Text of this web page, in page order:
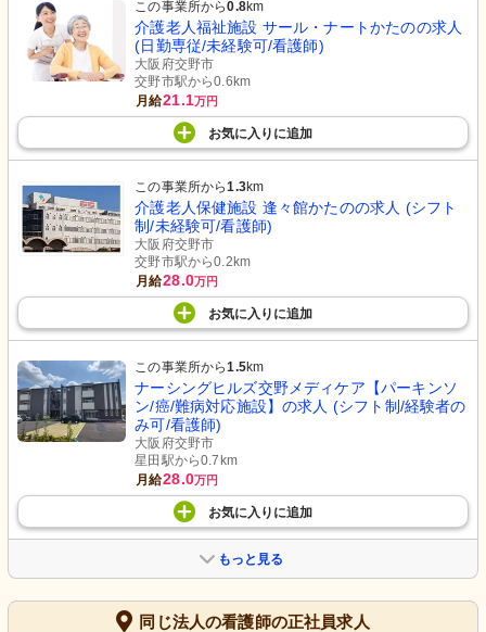
この事業所から0.8km
介護老人福祉施設 サール・ナートかたのの求人
(日勤専従/未経験可/看護師)
大阪府交野市
交野市駅から0.6km
月給21.1万円
お気に入り に追加
この事業所から1.3km
介護老人保健施設 逢々館かたのの求人 (シフト
制/未経験可/看護師)
大阪府交野市
交野市駅から0.2km
月給28.0万円
お気に入り に追加
この事業所から1.5km
ナーシングヒルズ交野メディケア【パーキンソ
ン/癌/難病対応施設】の求人 (シフト制/経験者の
み可/看護師)
大阪府交野市
星田駅から0.7km
月給28.0万円
お気に入り に追加
もっと見る
同じ法人の看護師の正社員求人